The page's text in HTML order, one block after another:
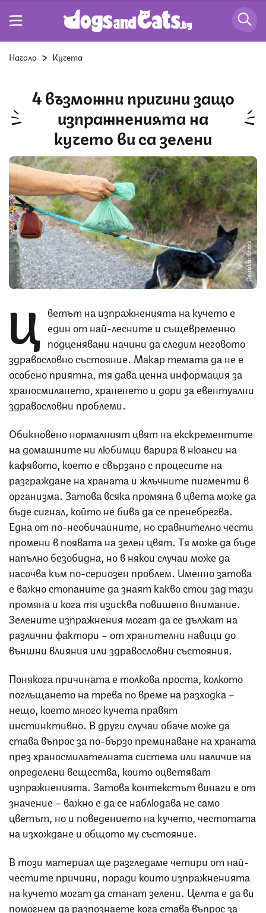
Начало Кучета
4 възможни причини защо
изпражненията на
кучето ви са зелени
Снимка: iStock
Ц ветът на изпражненията на кучето е
един от най-лесните и същевременно
подценявани начини да следим неговото
здравословно състояние. Макар темата да не е
особено приятна, тя дава ценна информация за
храносмилането, храненето и дори за евентуални
здравословни проблеми.
Обикновено нормалният цвят на екскрементите
на домашните ни любимци варира в нюанси на
кафявото, което е свързано с процесите на
разграждане на храната и жлъчните пигменти в
организма. Затова всяка промяна в цвета може да
бъде сигнал, който не бива да се пренебрегва.
Една от по-необичайните, но сравнително чести
промени в появата на зелен цвят. Тя може да бъде
напълно безобидна, но в някои случаи може да
насочва към по-сериозен проблем. Именно затова
е важно стопаните да знаят какво стои зад тази
промяна и кога тя изисква повишено внимание.
Зелените изпражнения могат да се дължат на
различни фактори – от хранителни навици до
външни влияния или здравословни състояния.
Понякога причината е толкова проста, колкото
поглъщането на трева по време на разходка –
нещо, което много кучета правят
инстинктивно. В други случаи обаче може да
става въпрос за по-бързо преминаване на храната
през храносмилателната система или наличие на
определени вещества, които оцветяват
изпражненията. Затова контекстът винаги е от
значение – важно е да се наблюдава не само
цветът, но и поведението на кучето, честотата
на изхождане и общото му състояние.
В този материал ще разгледаме четири от най-
честите причини, поради които изпражненията
на кучето могат да станат зелени. Целта е да ви
помогнем да разпознаете кога става въпрос за